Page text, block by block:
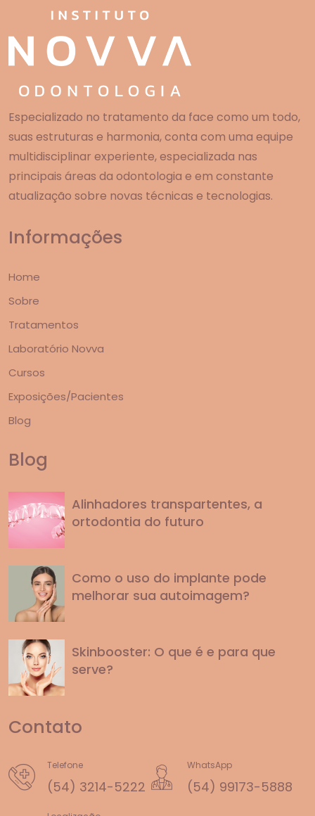
Especializado no tratamento da face como um todo,
suas estruturas e harmonia, conta com uma equipe
multidisciplinar experiente, especializada nas
principais áreas da odontologia e em constante
atualização sobre novas técnicas e tecnologias.
Informações
Home
Sobre
Tratamentos
Laboratório Novva
Cursos
Exposições/Pacientes
Blog
Blog
Alinhadores transpartentes, a
ortodontia do futuro
Como o uso do implante pode
melhorar sua autoimagem?
Skinbooster: O que é e para que
serve?
Contato
Telefone
(54) 3214-5222
WhatsApp
(54) 99173-5888